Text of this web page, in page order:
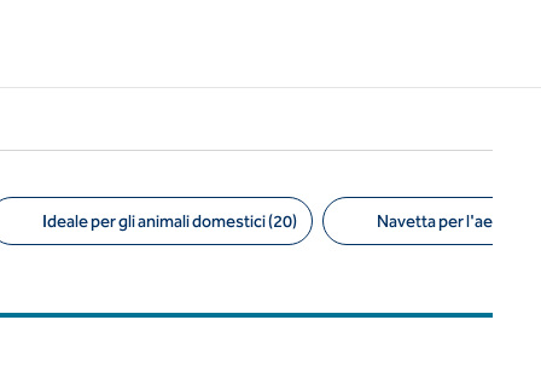
Ideale per gli animali domestici (20) Navetta per